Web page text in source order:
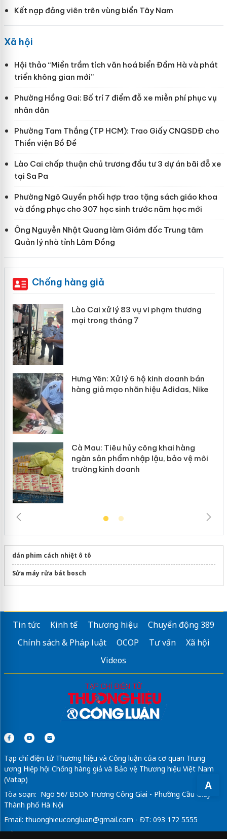
A
Kết nạp đảng viên trên vùng biển Tây Nam
Xã hội
Hội thảo “Miền trầm tích văn hoá biển Đầm Hà và phát
triển không gian mới”
Phường Hồng Gai: Bố trí 7 điểm đỗ xe miễn phí phục vụ
nhân dân
Phường Tam Thắng (TP HCM): Trao Giấy CNQSDĐ cho
Thiền viện Bồ Đề
Lào Cai chấp thuận chủ trương đầu tư 3 dự án bãi đỗ xe
tại Sa Pa
Phường Ngô Quyền phối hợp trao tặng sách giáo khoa
và đồng phục cho 307 học sinh trước năm học mới
Ông Nguyễn Nhật Quang làm Giám đốc Trung tâm
Quản lý nhà tỉnh Lâm Đồng
Chống hàng giả
Lào Cai xử lý 83 vụ vi phạm thương
mại trong tháng 7
Hưng Yên: Xử lý 6 hộ kinh doanh bán
hàng giả mạo nhãn hiệu Adidas, Nike
Cà Mau: Tiêu hủy công khai hàng
ngàn sản phẩm nhập lậu, bảo vệ môi
trường kinh doanh
dán phim cách nhiệt ô tô
Sửa máy rửa bát bosch
Tin tức Kinh tế Thương hiệu
Chuyển động 389
Chính sách & Pháp luật
OCOP Tư vấn
Xã hội
Videos
Tạp chí điện tử Thương hiệu và Công luận của cơ quan Trung
ương Hiệp hội Chống hàng giả và Bảo vệ Thương hiệu Việt Nam
(Vatap)
Tòa soạn: Ngõ 56/ B5D6 Trương Công Giai - Phường Cầu Giấy -
Thành phố Hà Nội
Email: thuonghieucongluan@gmail.com - ĐT: 093 172 5555
Tổng Biên Tập: Vũ Đức Thuận